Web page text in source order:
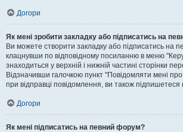
Догори
Як мені зробити закладку або підписатись на
Ви можете створити закладку або підписатись на
клацнувши по відповідному посиланню в меню
знаходиться у верхній і нижній частині сторінки
Відзначивши галочкою пункт "Повідомляти мені про
при відправці повідомлення, ви також підпишетеся
Догори
Як мені підписатись на певний форум?